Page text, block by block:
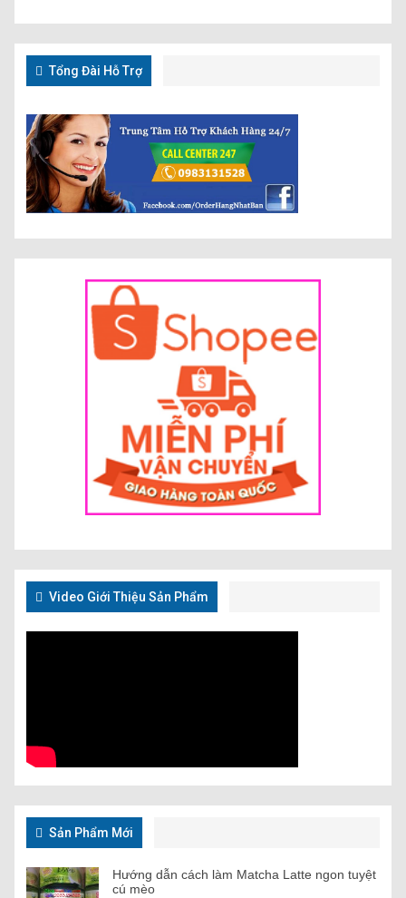
Tổng Đài Hỗ Trợ
Video Giới Thiệu Sản Phẩm
Sản Phẩm Mới
Hướng dẫn cách làm Matcha Latte ngon tuyệt
cú mèo